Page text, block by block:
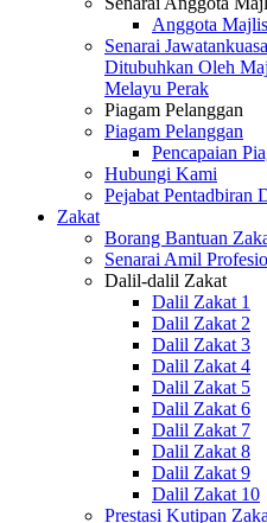
Anggota Majlis
Senarai
Ditubuhkan Oleh
Melayu Perak
Piagam Pelanggan
Piagam Pelanggan
Pencapaian
Hubungi Kami
Pejabat Pentadbiran
Zakat
Borang Bantuan
Senarai Amil
Dalil-dalil Zakat
Dalil Zakat 1
Dalil Zakat 2
Dalil Zakat 3
Dalil Zakat 4
Dalil Zakat 5
Dalil Zakat 6
Dalil Zakat 7
Dalil Zakat 8
Dalil Zakat 9
Dalil Zakat 10
Prestasi Kutipan